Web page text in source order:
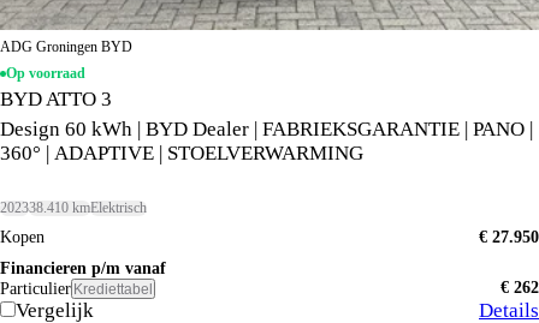
ADG Groningen BYD
Op voorraad
BYD ATTO 3
Design 60 kWh | BYD Dealer | FABRIEKSGARANTIE | PANO |
360° | ADAPTIVE | STOELVERWARMING
202338.410 kmElektrisch
Kopen
€ 27.950
Financieren p/m vanaf
Particulier Krediettabel € 262
Vergelijk Details